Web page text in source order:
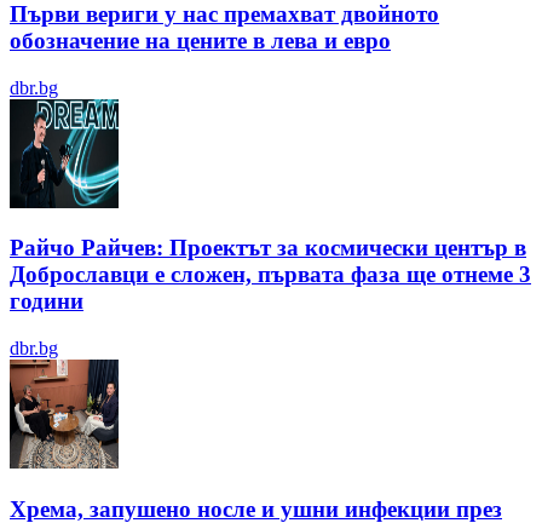
Първи вериги у нас премахват двойното
обозначение на цените в лева и евро
dbr.bg
Райчо Райчев: Проектът за космически център в
Доброславци е сложен, първата фаза ще отнеме 3
години
dbr.bg
Хрема, запушено носле и ушни инфекции през